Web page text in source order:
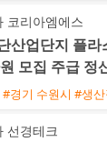
코리아엠에스
산업단지 플라
모집 주급 정
#경기 수원시 #생
선경테크